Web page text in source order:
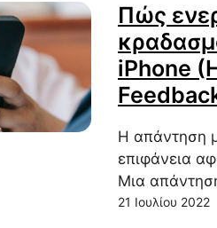
Πώς
iPhone
Η απάντηση
επιφάνεια
Μια
21 Ιουλίου 2022